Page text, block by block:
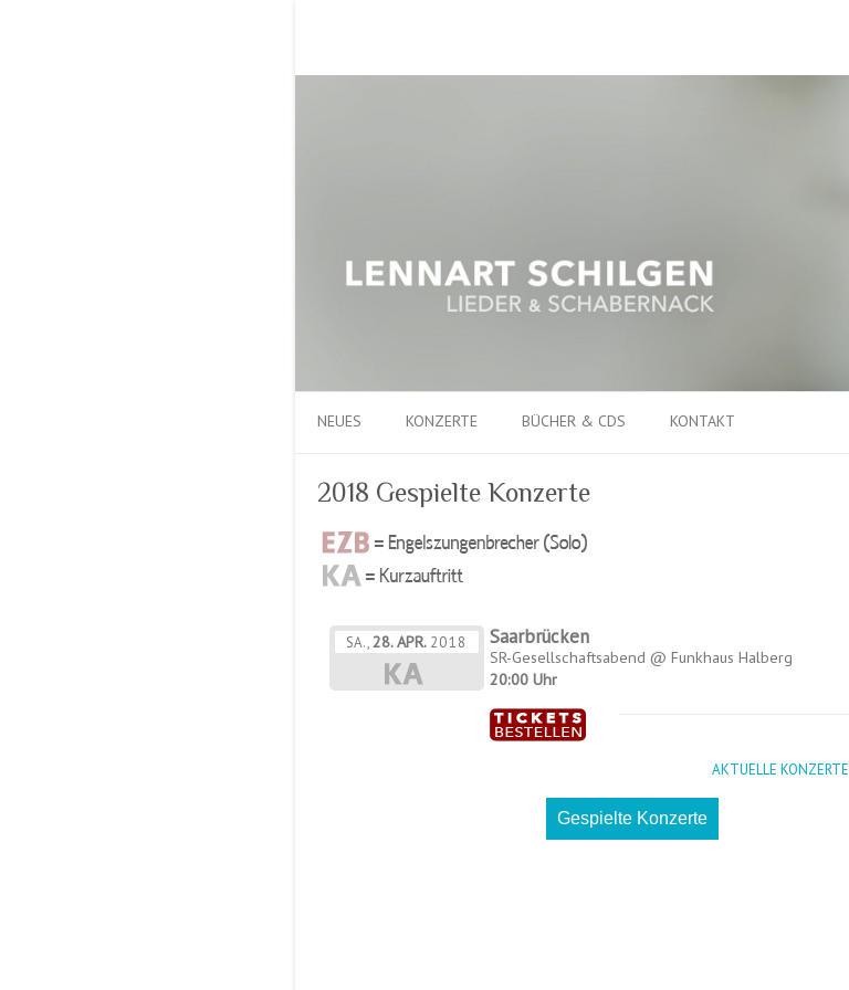
NEUES KONZERTE BÜCHER & CDS KONTAKT
2018 Gespielte Konzerte
SA.,28.APR. 2018 Saarbrücken
SR-Gesellschaftsabend @ Funkhaus Halberg
20:00 Uhr
AKTUELLE KONZERTE
Gespielte Konzerte